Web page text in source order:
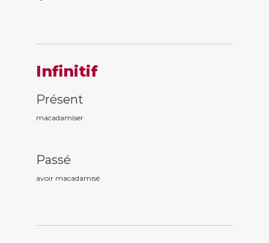
Infinitif
Présent
macadamiser
Passé
avoir macadamisé